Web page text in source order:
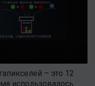
– это 12
использовалось